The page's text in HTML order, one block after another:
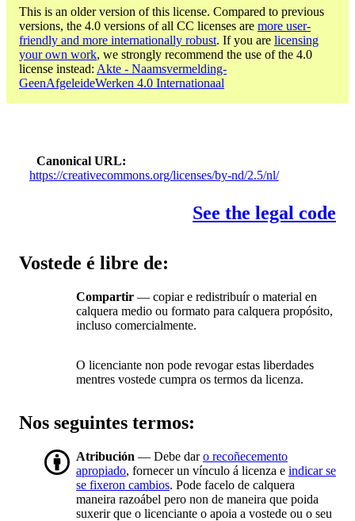
This is an older version of this license. Compared to previous
versions, the 4.0 versions of all CC licenses are more user-
friendly and more internationally robust. If you are licensing
your own work, we strongly recommend the use of the 4.0
license instead: Akte - Naamsvermelding-
GeenAfgeleideWerken 4.0 Internationaal
Canonical URL
https://creativecommons.org/licenses/by-nd/2.5/nl/
See the legal code
Vostede é libre de:
Compartir — copiar e redistribuír o material en
calquera medio ou formato para calquera propósito,
incluso comercialmente.
O licenciante non pode revogar estas liberdades
mentres vostede cumpra os termos da licenza.
Nos seguintes termos:
Atribución — Debe daro recoñecemento
apropiado, fornecer un vínculo á licenza e indicar se
se fixeron cambios. Pode facelo de calquera
maneira razoábel pero non de maneira que poida
suxerir que o licenciante o apoia a vostede ou o seu